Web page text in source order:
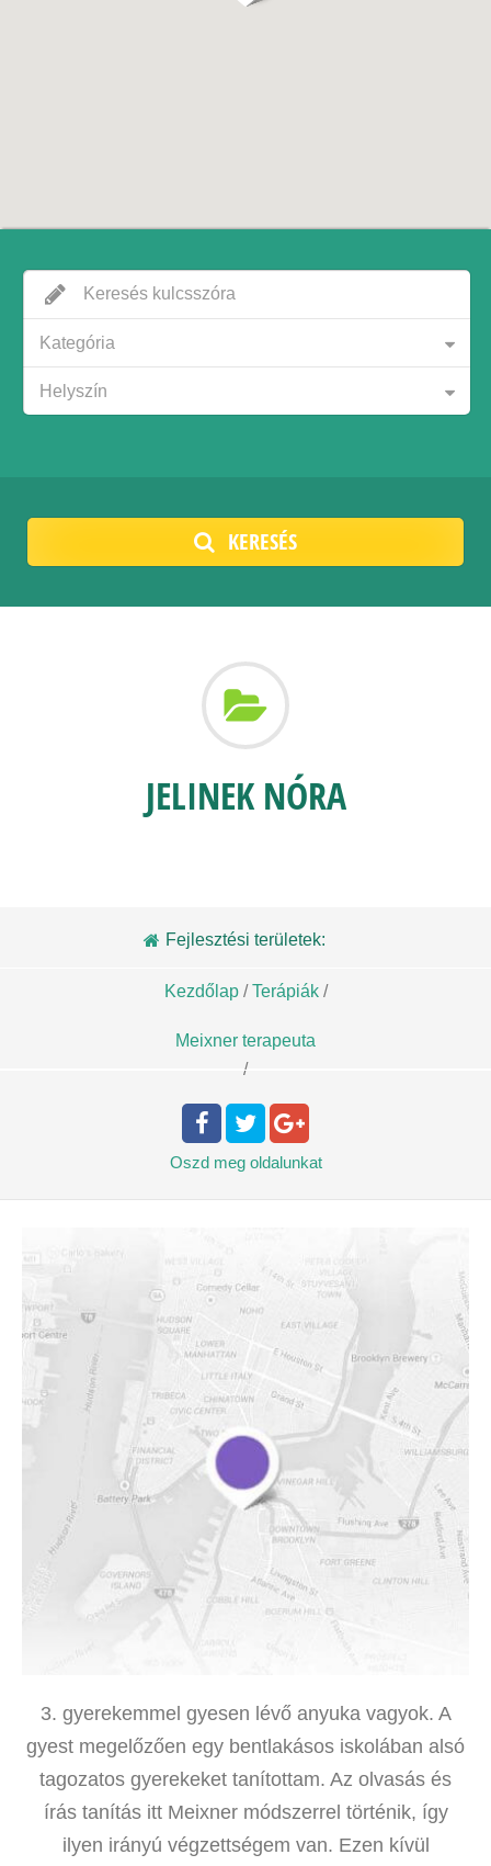
Kategória
Helyszín
KERESÉS
JELINEK NÓRA
Fejlesztési területek:
Kezdőlap / Terápiák /
Meixner terapeuta
/
Oszd meg oldalunkat
3. gyerekemmel gyesen lévő anyuka vagyok. A
gyest megelőzően egy bentlakásos iskolában alsó
tagozatos gyerekeket tanítottam. Az olvasás és
írás tanítás itt Meixner módszerrel történik, így
ilyen irányú végzettségem van. Ezen kívül